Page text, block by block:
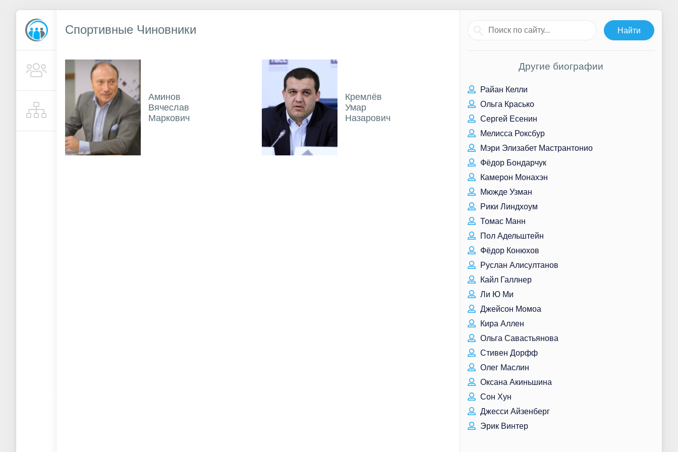
Спортивные Чиновники
Аминов
Вячеслав
Маркович
Кремлёв
Умар
Назарович
Другие биографии
Райан Келли
Ольга Красько
Сергей Есенин
Мелисса Роксбур
Мэри Элизабет Мастрантонио
Фёдор Бондарчук
Камерон Монахэн
Мюжде Узман
Рики Линдхоум
Томас Манн
Пол Адельштейн
Фёдор Конюхов
Руслан Алисултанов
Кайл Галлнер
Ли Ю Ми
Джейсон Момоа
Кира Аллен
Ольга Савастьянова
Стивен Дорфф
Олег Маслин
Оксана Акиньшина
Сон Хун
Джесси Айзенберг
Эрик Винтер